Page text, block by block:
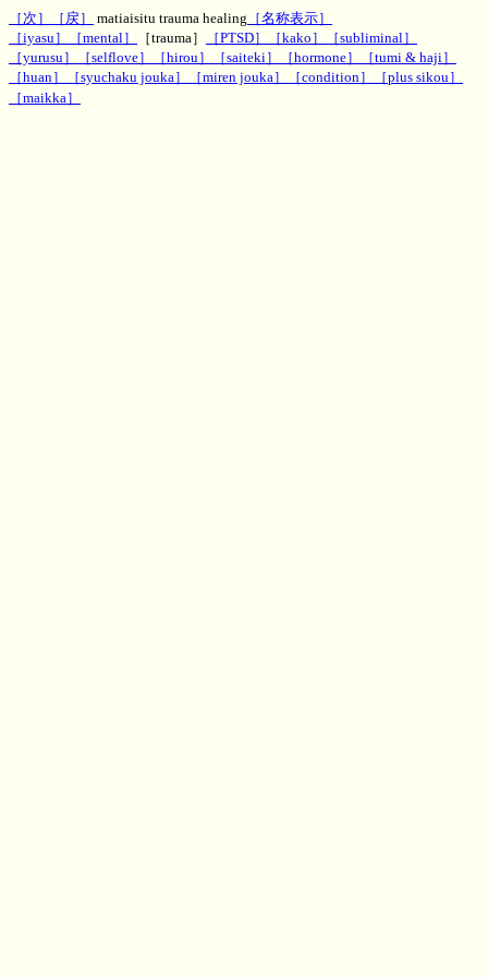
［次］ ［戻］ matiaisitu trauma healing ［名称表示］
［iyasu］
［mental］ ［trauma］ ［PTSD］ ［kako］
［subliminal］
［yurusu］
［selflove］ ［hirou］ ［saiteki］ ［hormone］
［tumi & haji］
［huan］
［syuchaku jouka］ ［miren jouka］ ［condition］
［plus sikou］
［maikka］